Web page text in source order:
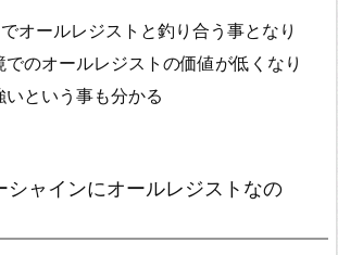
オールレジストと釣り合う事となり
のオールレジストの価値が低くなり
という事も分かる
シャインにオールレジストなの